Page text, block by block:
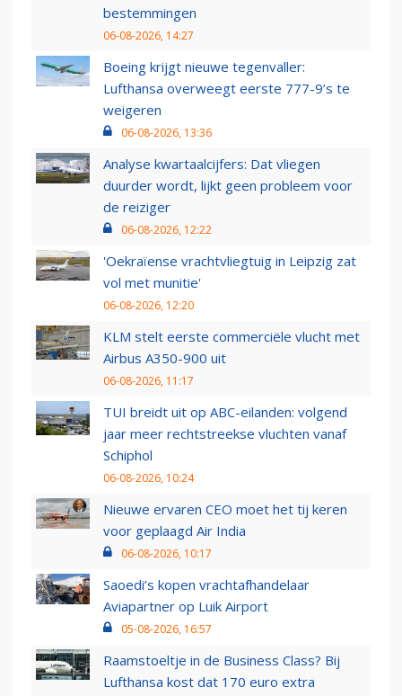
bestemmingen
06-08-2026, 14:27
Boeing krijgt nieuwe tegenvaller:
Lufthansa overweegt eerste 777-9’s te
weigeren
06-08-2026, 13:36
Analyse kwartaalcijfers: Dat vliegen
duurder wordt, lijkt geen probleem voor
de reiziger
06-08-2026, 12:22
'Oekraïense vrachtvliegtuig in Leipzig zat
vol met munitie'
06-08-2026, 12:20
KLM stelt eerste commerciële vlucht met
Airbus A350-900 uit
06-08-2026, 11:17
TUI breidt uit op ABC-eilanden: volgend
jaar meer rechtstreekse vluchten vanaf
Schiphol
06-08-2026, 10:24
Nieuwe ervaren CEO moet het tij keren
voor geplaagd Air India
06-08-2026, 10:17
Saoedi’s kopen vrachtafhandelaar
Aviapartner op Luik Airport
05-08-2026, 16:57
Raamstoeltje in de Business Class? Bij
Lufthansa kost dat 170 euro extra